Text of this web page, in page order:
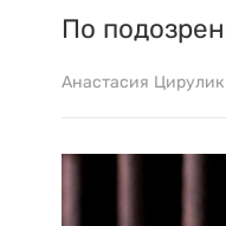
По
Анастасия Цирулик